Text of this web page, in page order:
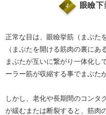
4 眼瞼
正常な目は、眼瞼挙筋（まぶた
（まぶたを開ける筋肉の裏にあ
まぶたが互いに繋がり一体化し
ーラー筋が収縮する事でまぶた
しかし、老化や長期間のコンタ
が緩むまたは断裂すると、筋肉